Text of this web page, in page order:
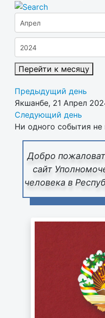
Добро
сайт
человека в
Перейти к месяцу
Предыдущий день
Якшанбе, 21 Апрел
Следующий день
Ни одного события не